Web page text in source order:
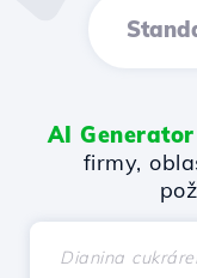
AI Generator
firmy,